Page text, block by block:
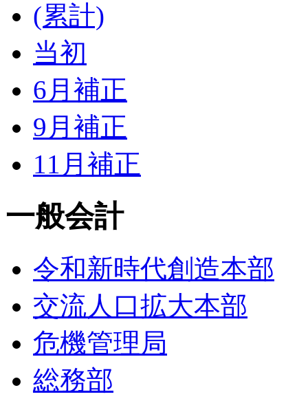
(累計)
当初
6月補正
9月補正
11月補正
一般会計
令和新時代創造本部
交流人口拡大本部
危機管理局
総務部